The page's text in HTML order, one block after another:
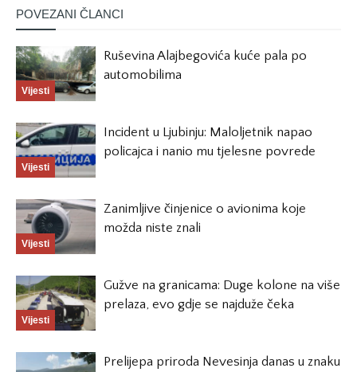
POVEZANI ČLANCI
Vijesti
Ruševina Alajbegovića kuće pala po
automobilima
Vijesti
Incident u Ljubinju: Maloljetnik napao
policajca i nanio mu tjelesne povrede
Vijesti
Zanimljive činjenice o avionima koje
možda niste znali
Vijesti
Gužve na granicama: Duge kolone na više
prelaza, evo gdje se najduže čeka
Prelijepa priroda Nevesinja danas u znaku